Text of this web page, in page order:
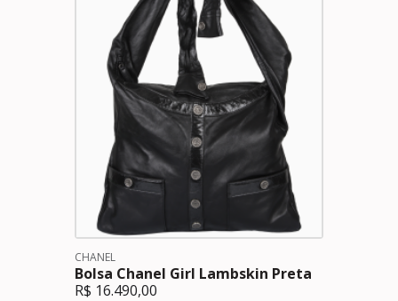
CHANEL
Bolsa Chanel Girl Lambskin Preta
R$ 16.490,00